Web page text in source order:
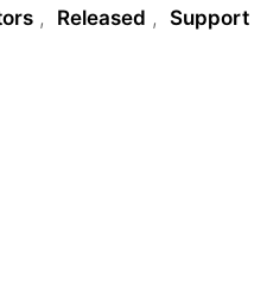
, Released , Support